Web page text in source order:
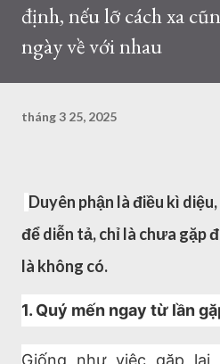
định, nếu lỡ cách xa
ngày về với nhau
tháng 3 25, 2025
Duyên phận là điều kì
để diễn tả, chỉ là chưa gặp
là không có.
1. Quý mến ngay từ lần
Giống như việc gặp lại